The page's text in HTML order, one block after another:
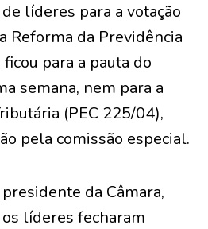
líderes para a votação
Reforma da Previdência
para a pauta do
semana, nem para a
(PEC 225/04),
pela comissão especial.
da Câmara,
os líderes fecharam